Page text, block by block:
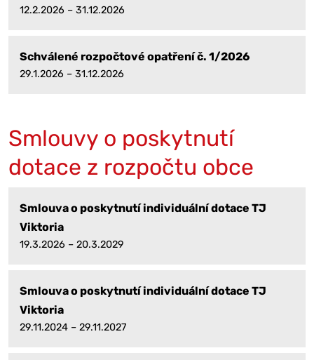
12.2.2026 – 31.12.2026
Schválené rozpočtové opatření č. 1/2026
29.1.2026 – 31.12.2026
Smlouvy o poskytnutí
dotace z rozpočtu obce
Smlouva o poskytnutí individuální dotace TJ
Viktoria
19.3.2026 – 20.3.2029
Smlouva o poskytnutí individuální dotace TJ
Viktoria
29.11.2024 – 29.11.2027